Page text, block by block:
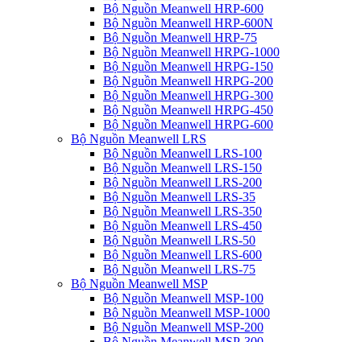
Bộ Nguồn Meanwell HRP-600
Bộ Nguồn Meanwell HRP-600N
Bộ Nguồn Meanwell HRP-75
Bộ Nguồn Meanwell HRPG-1000
Bộ Nguồn Meanwell HRPG-150
Bộ Nguồn Meanwell HRPG-200
Bộ Nguồn Meanwell HRPG-300
Bộ Nguồn Meanwell HRPG-450
Bộ Nguồn Meanwell HRPG-600
Bộ Nguồn Meanwell LRS
Bộ Nguồn Meanwell LRS-100
Bộ Nguồn Meanwell LRS-150
Bộ Nguồn Meanwell LRS-200
Bộ Nguồn Meanwell LRS-35
Bộ Nguồn Meanwell LRS-350
Bộ Nguồn Meanwell LRS-450
Bộ Nguồn Meanwell LRS-50
Bộ Nguồn Meanwell LRS-600
Bộ Nguồn Meanwell LRS-75
Bộ Nguồn Meanwell MSP
Bộ Nguồn Meanwell MSP-100
Bộ Nguồn Meanwell MSP-1000
Bộ Nguồn Meanwell MSP-200